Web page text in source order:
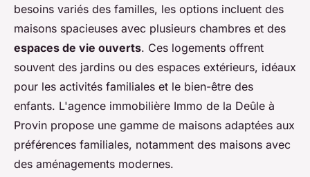
besoins variés des familles, les options incluent des
maisons spacieuses avec plusieurs chambres et des
espaces de vie ouverts. Ces logements offrent
souvent des jardins ou des espaces extérieurs, idéaux
pour les activités familiales et le bien-être des
enfants. L'agence immobilière Immo de la Deûle à
Provin propose une gamme de maisons adaptées aux
préférences familiales, notamment des maisons avec
des aménagements modernes.